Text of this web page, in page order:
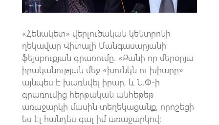
«Հենակետ» վերլուծական կենտրոնի
ղեկավար Վիտալի Մանգասարյանի
ֆեյսբուքյան գրառումը. «Քանի որ մերօրյա
իրականության մեջ «խունկն ու խիարը»
այնպես է խառնվել իրար, և Ն.Փ-ի
գրառումից հերթական անհեթեթ
առաջարկի մասին տեղեկացանք, որոշեցի
ես էլ հանդես գալ իմ առաջարկով։